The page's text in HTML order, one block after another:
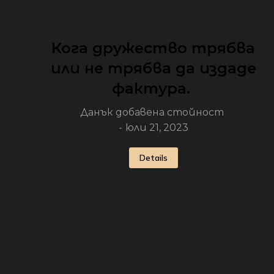
Кога дружество трябва
или не трябва да издаде
фактура.
Данък добавена стойност
юли 21, 2023
Details